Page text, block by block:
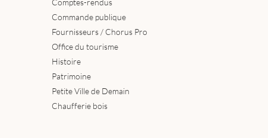
Commande publique
Fournisseurs / Chorus Pro
Office du tourisme
Histoire
Patrimoine
Petite Ville de Demain
Chaufferie bois